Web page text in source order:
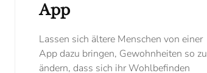
App
Lassen sich ältere Menschen von einer
App dazu bringen, Gewohnheiten so zu
ändern, dass sich ihr Wohlbefinden